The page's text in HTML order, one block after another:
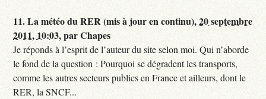
11.La météo du RER (mis à jour en continu),20 septembre
2011, 10:03,parChapes
Je réponds à l’esprit de l’auteur du site selon moi. Qui n’aborde
le fond de la question : Pourquoi se dégradent les transports,
comme les autres secteurs publics en France et ailleurs, dont le
RER, la SNCF...